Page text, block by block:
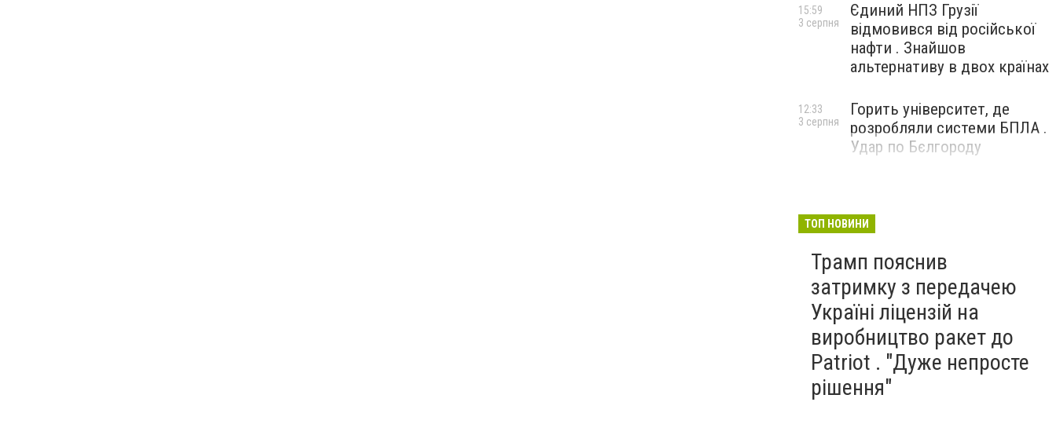
Єдиний НПЗ Грузії
відмовився від російської
нафти . Знайшов
альтернативу в двох країнах
15:59
3 серпня
Горить університет, де
розробляли системи БПЛА .
Удар по Бєлгороду
12:33
3 серпня
ТОП НОВИНИ
Трамп пояснив
затримку з передачею
Україні ліцензій на
виробництво ракет до
Patriot . "Дуже непросте
рішення"